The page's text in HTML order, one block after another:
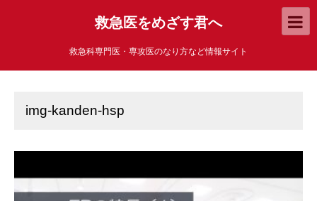
救急医をめざす君へ
救急科専門医・専攻医のなり方など情報サイト
img-kanden-hsp